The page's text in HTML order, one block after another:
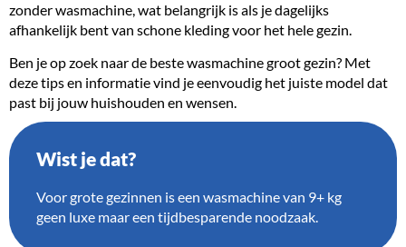
zonder wasmachine, wat belangrijk is als je dagelijks
afhankelijk bent van schone kleding voor het hele gezin.
Ben je op zoek naar de beste wasmachine groot gezin? Met
deze tips en informatie vind je eenvoudig het juiste model dat
past bij jouw huishouden en wensen.
Wist je dat?
Voor grote gezinnen is een wasmachine van 9+ kg
geen luxe maar een tijdbesparende noodzaak.